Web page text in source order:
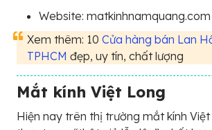
Website: matkinhnamquang.com
Xem thêm: 10 Cửa hàng bán Lan
TPHCM đẹp, uy tín, chất lượng
Mắt kính Việt Long
Hiện nay trên thị trường mắt kính